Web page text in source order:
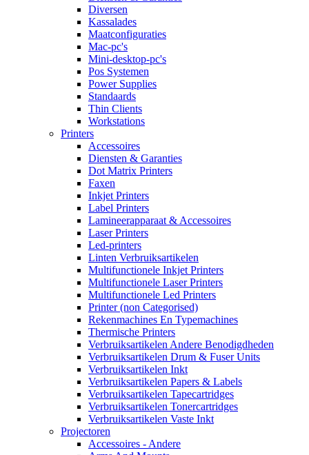
Diversen
Kassalades
Maatconfiguraties
Mac-pc's
Mini-desktop-pc's
Pos Systemen
Power Supplies
Standaards
Thin Clients
Workstations
Printers
Accessoires
Diensten & Garanties
Dot Matrix Printers
Faxen
Inkjet Printers
Label Printers
Lamineerapparaat & Accessoires
Laser Printers
Led-printers
Linten Verbruiksartikelen
Multifunctionele Inkjet Printers
Multifunctionele Laser Printers
Multifunctionele Led Printers
Printer (non Categorised)
Rekenmachines En Typemachines
Thermische Printers
Verbruiksartikelen Andere Benodigdheden
Verbruiksartikelen Drum & Fuser Units
Verbruiksartikelen Inkt
Verbruiksartikelen Papers & Labels
Verbruiksartikelen Tapecartridges
Verbruiksartikelen Tonercartridges
Verbruiksartikelen Vaste Inkt
Projectoren
Accessoires - Andere